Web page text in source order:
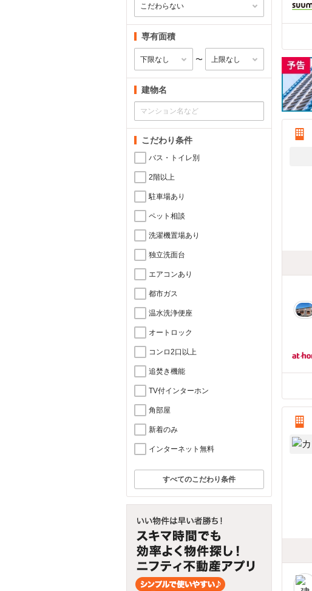
専有面積
〜
建物名
こだわり条件
バス・トイレ別
2階以上
駐車場あり
ペット相談
洗濯機置場あり
独立洗面台
エアコンあり
都市ガス
温水洗浄便座
オートロック
コンロ2口以上
追焚き機能
TV付インターホン
角部屋
新着のみ
インターネット無料
すべてのこだわり条件